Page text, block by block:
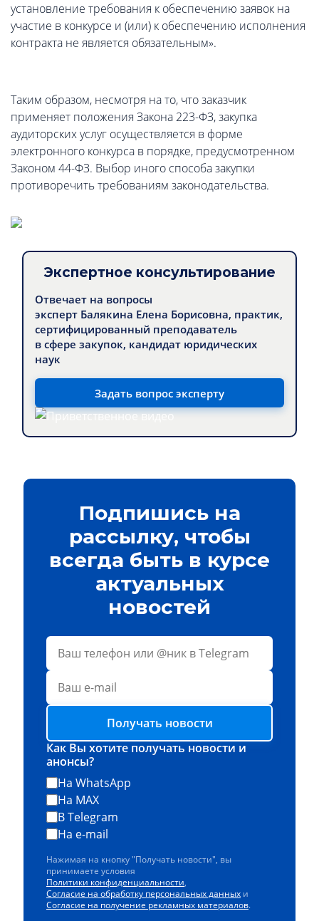
установление требования к обеспечению заявок на
участие в конкурсе и (или) к обеспечению исполнения
контракта не является обязательным».
Таким образом, несмотря на то, что заказчик
применяет положения Закона 223-ФЗ, закупка
аудиторских услуг осуществляется в форме
электронного конкурса в порядке, предусмотренном
Законом 44-ФЗ. Выбор иного способа закупки
противоречить требованиям законодательства.
Экспертное консультирование
Отвечает на вопросы
эксперт Балякина Елена Борисовна, практик,
сертифицированный преподаватель
в сфере закупок, кандидат юридических
наук
Задать вопрос эксперту
Подпишись на
рассылку, чтобы
всегда быть в курсе
актуальных
новостей
Получать новости
Как Вы хотите получать новости и
анонсы?
На WhatsApp
На MAX
В Telegram
На e-mail
Нажимая на кнопку "Получать новости", вы
принимаете условия
Политики конфиденциальности,
Согласие на обработку персональных данных и
Согласие на получение рекламных материалов.